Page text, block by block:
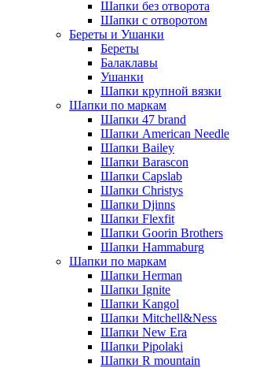
Шапки без отворота
Шапки с отворотом
Береты и Ушанки
Береты
Балаклавы
Ушанки
Шапки крупной вязки
Шапки по маркам
Шапки 47 brand
Шапки American Needle
Шапки Bailey
Шапки Barascon
Шапки Capslab
Шапки Christys
Шапки Djinns
Шапки Flexfit
Шапки Goorin Brothers
Шапки Hammaburg
Шапки по маркам
Шапки Herman
Шапки Ignite
Шапки Kangol
Шапки Mitchell&Ness
Шапки New Era
Шапки Pipolaki
Шапки R mountain